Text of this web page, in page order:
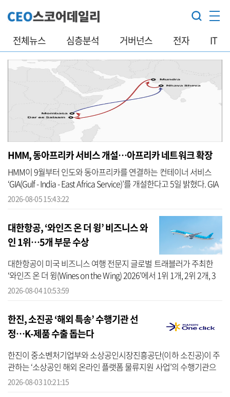
전체뉴스 심층분석 거버넌스 전자 IT
HMM, 동아프리카 서비스 개설…아프리카 네트워크 확장
HMM이 9월부터 인도와 동아프리카를 연결하는 컨테이너 서비스
‘GIA(Gulf - India - East Africa Service)’를 개설한다고 5일 밝혔다. GIA
서비스는 최원혁 사장 부임 이후 추진 중인 컨테이너 부문 ‘허브 앤 ...
2026-08-05 15:43:22
대한항공, ‘와인즈 온 더 윙’ 비즈니스 와
인 1위…5개 부문 수상
대한항공이 미국 비즈니스 여행 전문지 글로벌 트래블러가 주최한
‘와인즈 온 더 윙(Wines on the Wing) 2026’에서 1위 1개, 2위 2개, 3
위 2개 등 5개 부문을 수상했다고 4일 밝혔다. 시상식은 현지시간 기
2026-08-04 10:53:59
한진, 소진공 ‘해외 특송’ 수행기관 선
정…K-제품 수출 돕는다
한진이 중소벤처기업부와 소상공인시장진흥공단(이하 소진공)이 주
관하는 ‘소상공인 해외 온라인 플랫폼 물류지원 사업’의 수행기관으
로 선정됐다고 3일 밝혔다. 이에 따라 해외 수출 물류에 어려움을 느
2026-08-03 10:21:15